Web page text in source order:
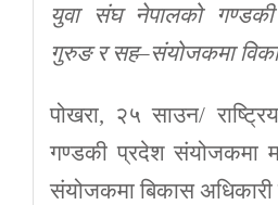
युवा संघ नेपालको
गुरुङ र सह–संयोजकमा
पोखरा, २५ साउन/
गण्डकी प्रदेश संयोजकमा
संयोजकमा बिकास